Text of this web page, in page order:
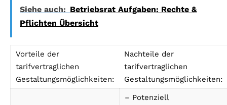
Siehe auch: Betriebsrat Aufgaben: Rechte &
Pflichten Übersicht
Vorteile der
tarifvertraglichen
Gestaltungsmöglichkeiten:
Nachteile der
tarifvertraglichen
Gestaltungsmöglichkeiten:
– Potenziell